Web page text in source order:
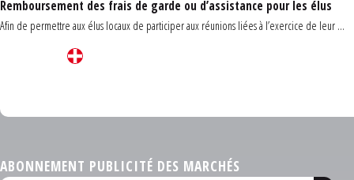
Remboursement des frais de garde ou d’assistance pour les élus
Afin de permettre aux élus locaux de participer aux réunions liées à l’exercice de leur ...
ABONNEMENT PUBLICITÉ DES MARCHÉS